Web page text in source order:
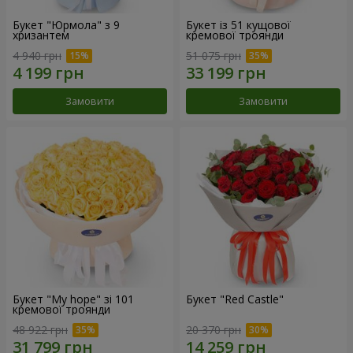
Букет "Юрмола" з 9
хризантем
4 940 грн
Замовити
Букет із 51 кущової
кремової троянди
51 075 грн
Замовити
Букет "My hope" зі 101
кремової троянди
48 922 грн
Букет "Red Castle"
20 370 грн